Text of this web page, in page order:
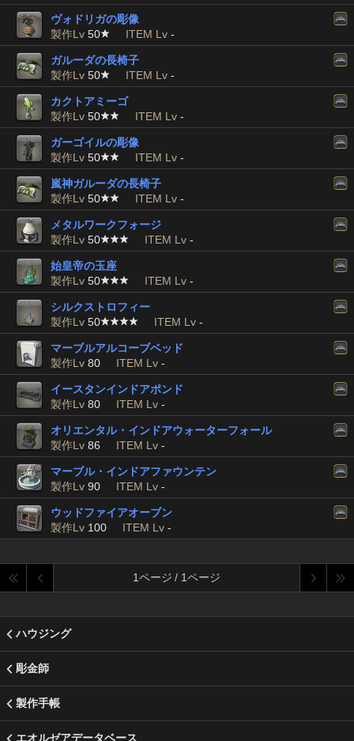
ヴォドリガの彫像
製作Lv 50 ITEM Lv -
ガルーダの長椅子
製作Lv 50 ITEM Lv -
カクトアミーゴ
製作Lv 50 ITEM Lv -
ガーゴイルの彫像
製作Lv 50 ITEM Lv -
嵐神ガルーダの長椅子
製作Lv 50 ITEM Lv -
メタルワークフォージ
製作Lv 50 ITEM Lv -
始皇帝の玉座
製作Lv 50 ITEM Lv -
シルクストロフィー
製作Lv 50 ITEM Lv -
マーブルアルコーブベッド
製作Lv 80 ITEM Lv -
イースタンインドアポンド
製作Lv 80 ITEM Lv -
オリエンタル・インドアウォーターフォール
製作Lv 86 ITEM Lv -
マーブル・インドアファウンテン
製作Lv 90 ITEM Lv -
ウッドファイアオーブン
製作Lv 100 ITEM Lv -
1ページ / 1ページ
ハウジング
彫金師
製作手帳
エオルゼアデータベース